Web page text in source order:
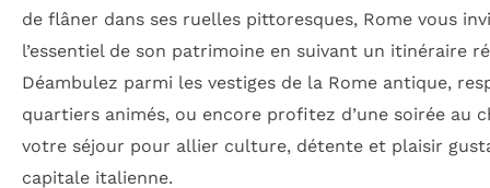
de flâner dans ses ruelles pittoresques, Rome vous
l’essentiel de son patrimoine en suivant un itinéraire
Déambulez parmi les vestiges de la Rome antique,
quartiers animés, ou encore profitez d’une soirée au
votre séjour pour allier culture, détente et plaisir
capitale italienne.